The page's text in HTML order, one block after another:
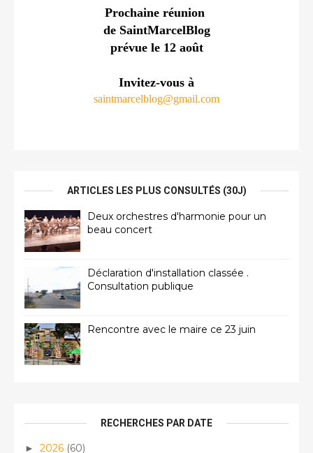
Prochaine réunion
de SaintMarcelBlog
prévue le 12 août
Invitez-vous à
saintmarcelblog@gmail.com
ARTICLES LES PLUS CONSULTÉS (30J)
Deux orchestres d'harmonie pour un
beau concert
Déclaration d'installation classée .
Consultation publique
Rencontre avec le maire ce 23 juin
RECHERCHES PAR DATE
► 2026 (60)